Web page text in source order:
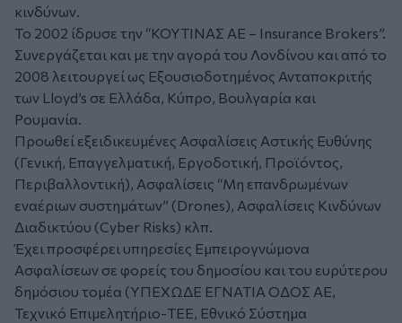
κινδύνων.
Το 2002 ίδρυσε την “ΚΟΥΤΙΝΑΣ ΑΕ – Insurance Brokers”.
Συνεργάζεται και με την αγορά του Λονδίνου και από το
2008 λειτουργεί ως Εξουσιοδοτημένος Ανταποκριτής
των Lloyd’s σε Ελλάδα, Κύπρο, Βουλγαρία και
Ρουμανία.
Προωθεί εξειδικευμένες Ασφαλίσεις Αστικής Ευθύνης
(Γενική, Επαγγελματική, Εργοδοτική, Προϊόντος,
Περιβαλλοντική), Ασφαλίσεις “Μη επανδρωμένων
εναέριων συστημάτων” (Drones), Ασφαλίσεις Κινδύνων
Διαδικτύου (Cyber Risks) κλπ.
Έχει προσφέρει υπηρεσίες Εμπειρογνώμονα
Ασφαλίσεων σε φορείς του δημοσίου και του ευρύτερου
δημόσιου τομέα (ΥΠΕΧΩΔΕ ΕΓΝΑΤΙΑ ΟΔΟΣ ΑΕ,
Τεχνικό Επιμελητήριο-ΤΕΕ, Εθνικό Σύστημα